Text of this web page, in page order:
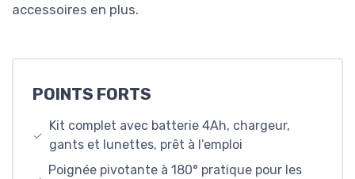
accessoires en plus.
POINTS FORTS
Kit complet avec batterie 4Ah, chargeur,
gants et lunettes, prêt à l’emploi
Poignée pivotante à 180° pratique pour les